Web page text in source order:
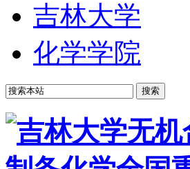
吉林大学
化学学院